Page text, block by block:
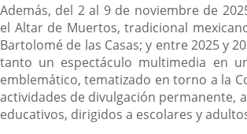
Además, del 2 al 9 de noviembre de
el Altar de Muertos, tradicional
Bartolomé de las Casas; y entre 2025 y
tanto un espectáculo multimedia en
emblemático, tematizado en torno a la
actividades de divulgación permanente,
educativos, dirigidos a escolares y